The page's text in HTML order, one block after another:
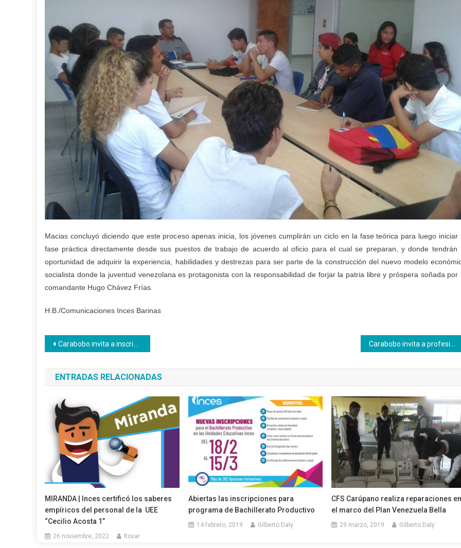
Macias concluyó diciendo que este proceso apenas inicia, los jóvenes cumplirán un ciclo en la fase teórica para luego iniciar
fase práctica directamente desde sus puestos de trabajo de acuerdo al oficio para el cual se preparan, y donde tendrán
oportunidad de adquirir la experiencia, habilidades y destrezas para ser parte de la construcción del nuevo modelo
socialista donde la juventud venezolana es protagonista con la responsabilidad de forjar la patria libre y próspera soñada por
comandante Hugo Chávez Frías.
H.B./Comunicaciones Inces Barinas
Navegación
de
entradas
Carabobo invita a inscribirse en los cursos ofertados en el CFS Luis Beltrán Prieto Figueroa Carabobo invita a profesionales y técnicos a formar a la Juventud Productiva
ENTRADAS RELACIONADAS
MIRANDA | Inces certificó los saberes
empíricos del personal de la UEE
“Cecilio Acosta 1”
26 noviembre, 2022 ltovar
Abiertas las inscripciones para
programa de Bachillerato Productivo
14 febrero, 2019 Gilberto Daly
CFS Carúpano realiza reparaciones
el marco del Plan Venezuela Bella
29 marzo, 2019 Gilberto Daly